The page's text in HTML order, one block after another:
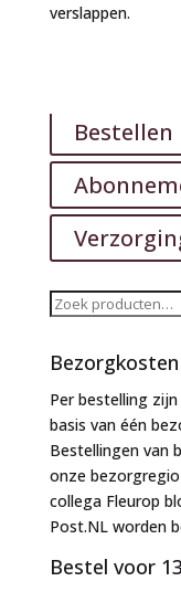
verslappen.
Bestellen
Zoeken
Bezorgkosten
Per bestelling
basis van één
Bestellingen van
onze
collega Fleurop
Post.NL worden
Bestel voor